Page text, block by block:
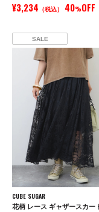
¥3,234 （税込） 40%OFF
SALE
CUBE SUGAR
花柄 レース ギャザースカー